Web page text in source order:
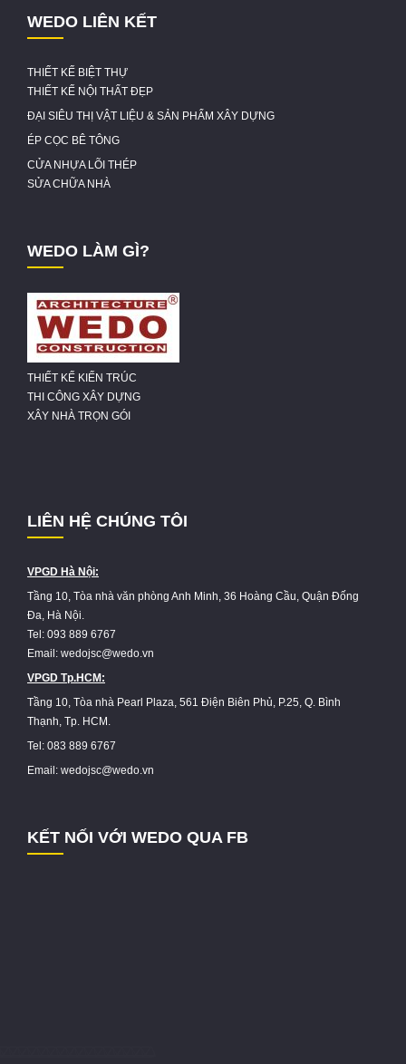
WEDO LIÊN KẾT
THIẾT KẾ BIỆT THỰ
THIẾT KẾ NỘI THẤT ĐẸP
ĐẠI SIÊU THỊ VẬT LIỆU & SẢN PHẨM XÂY DỰNG
ÉP CỌC BÊ TÔNG
CỬA NHỰA LÕI THÉP
SỬA CHỮA NHÀ
WEDO LÀM GÌ?
THIẾT KẾ KIẾN TRÚC
THI CÔNG XÂY DỰNG
XÂY NHÀ TRỌN GÓI
LIÊN HỆ CHÚNG TÔI
VPGD Hà Nội:
Tầng 10, Tòa nhà văn phòng Anh Minh, 36 Hoàng Cầu, Quận Đống
Đa, Hà Nội.
Tel: 093 889 6767
Email: wedojsc@wedo.vn
VPGD Tp.HCM:
Tầng 10, Tòa nhà Pearl Plaza, 561 Điện Biên Phủ, P.25, Q. Bình
Thạnh, Tp. HCM.
Tel: 083 889 6767
Email: wedojsc@wedo.vn
KẾT NỐI VỚI WEDO QUA FB